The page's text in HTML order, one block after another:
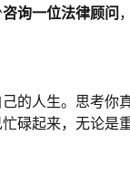
咨询一位法律顾问
的人生。思考你
碌起来，无论是